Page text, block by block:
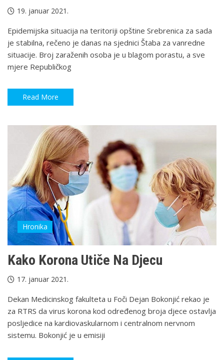
19. januar 2021.
Epidemijska situacija na teritoriji opštine Srebrenica za sada
je stabilna, rečeno je danas na sjednici Štaba za vanredne
situacije. Broj zaraženih osoba je u blagom porastu, a sve
mjere Republičkog
Read More
Hronika
Kako Korona Utiče Na Djecu
17. januar 2021.
Dekan Medicinskog fakulteta u Foči Dejan Bokonjić rekao je
za RTRS da virus korona kod određenog broja djece ostavlja
posljedice na kardiovaskularnom i centralnom nervnom
sistemu. Bokonjić je u emisiji